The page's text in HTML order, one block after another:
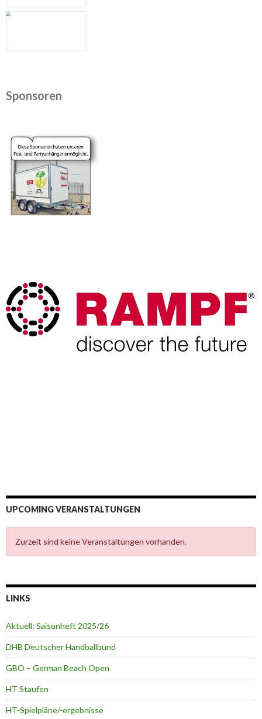
Sponsoren
UPCOMING VERANSTALTUNGEN
Zurzeit sind keine Veranstaltungen vorhanden.
LINKS
Aktuell: Saisonheft 2025/26
DHB Deutscher Handballbund
GBO – German Beach Open
HT Staufen
HT-Spielpläne/-ergebnisse